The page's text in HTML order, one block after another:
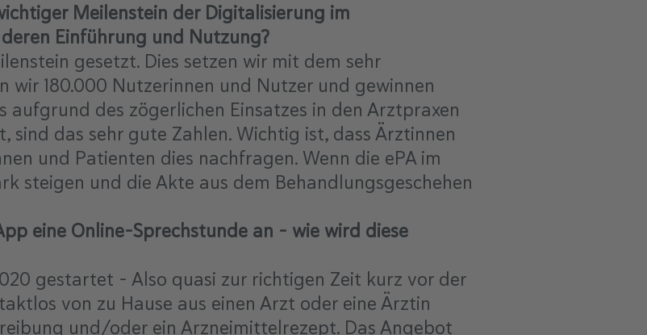
Meilenstein der Digitalisierung im
Einführung und Nutzung?
gesetzt. Dies setzen wir mit dem sehr
wir 180.000 Nutzerinnen und Nutzer und gewinnen
des zögerlichen Einsatzes in den Arztpraxen
das sehr gute Zahlen. Wichtig ist, dass Ärztinnen
und Patienten dies nachfragen. Wenn die ePA im
steigen und die Akte aus dem Behandlungsgeschehen
eine Online-Sprechstunde an – wie wird diese
gestartet - Also quasi zur richtigen Zeit kurz vor der
von zu Hause aus einen Arzt oder eine Ärztin
und/oder ein Arzneimittelrezept. Das Angebot